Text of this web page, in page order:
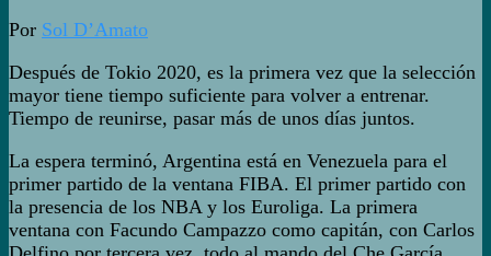
Por Sol D’Amato
Después de Tokio 2020, es la primera vez que la selección
mayor tiene tiempo suficiente para volver a entrenar.
Tiempo de reunirse, pasar más de unos días juntos.
La espera terminó, Argentina está en Venezuela para el
primer partido de la ventana FIBA. El primer partido con
la presencia de los NBA y los Euroliga. La primera
ventana con Facundo Campazzo como capitán, con Carlos